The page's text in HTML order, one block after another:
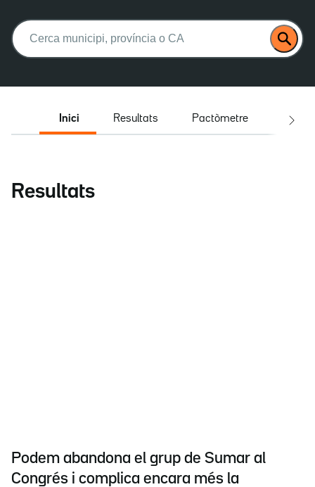
Buscar:
Inici Resultats Pactòmetre
Resultats
Podem abandona el grup de Sumar al
Congrés i complica encara més la